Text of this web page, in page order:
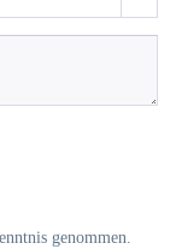
genommen.